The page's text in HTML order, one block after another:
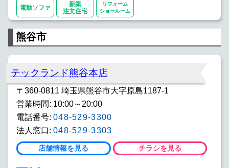
電動ソファ
新築
注文住宅
リフォーム
ショールーム
熊谷市
テックランド熊谷本店
〒360-0811 埼玉県熊谷市大字原島1187-1
営業時間: 10:00～20:00
電話番号: 048-529-3300
法人窓口: 048-529-3303
店舗情報を見る チラシを見る